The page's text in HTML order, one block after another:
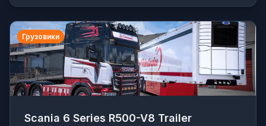
Грузовики
Scania 6 Series R500-V8 Trailer